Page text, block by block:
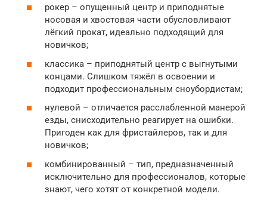
рокер – опущенный центр и приподнятые
носовая и хвостовая части обусловливают
лёгкий прокат, идеально подходящий для
новичков;
классика – приподнятый центр с выгнутыми
концами. Слишком тяжёл в освоении и
подходит профессиональным сноубордистам;
нулевой – отличается расслабленной манерой
езды, снисходительно реагирует на ошибки.
Пригоден как для фристайлеров, так и для
новичков;
комбинированный – тип, предназначенный
исключительно для профессионалов, которые
знают, чего хотят от конкретной модели.